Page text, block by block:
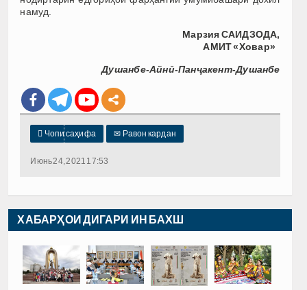
намуд.
Марзия САИДЗОДА,
АМИТ «Ховар»
Душанбе-Айнӣ-Панҷакент-Душанбе
 Чопи саҳифа ✉ Равон кардан
Июнь 24, 2021 17:53
ХАБАРҲОИ ДИГАРИ ИН БАХШ